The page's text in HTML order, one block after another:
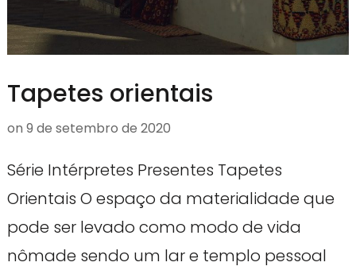
Tapetes orientais
on 9 de setembro de 2020
Série Intérpretes Presentes Tapetes
Orientais O espaço da materialidade que
pode ser levado como modo de vida
nômade sendo um lar e templo pessoal